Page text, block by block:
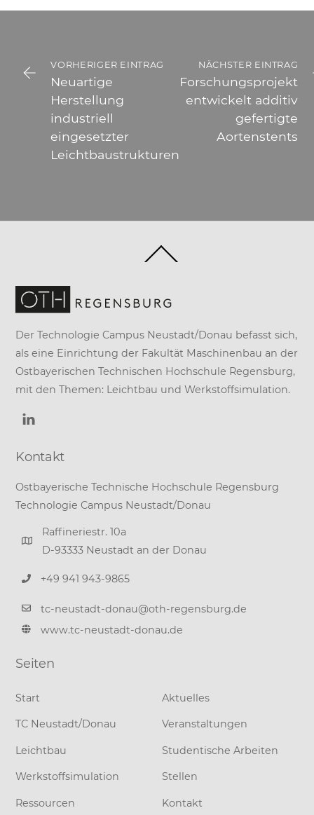
VORHERIGER EINTRAG
Neuartige
Herstellung
industriell
eingesetzter
Leichtbaustrukturen
NÄCHSTER EINTRAG
Forschungsprojekt
entwickelt additiv
gefertigte
Aortenstents
To
Der Technologie Campus Neustadt/Donau befasst sich,
als eine Einrichtung der Fakultät Maschinenbau an der
Ostbayerischen Technischen Hochschule Regensburg,
mit den Themen: Leichtbau und Werkstoffsimulation.
Kontakt
Ostbayerische Technische Hochschule Regensburg
Technologie Campus Neustadt/Donau
Raffineriestr. 10a
D-93333 Neustadt an der Donau
+49 941 943-9865
tc-neustadt-donau@oth-regensburg.de
www.tc-neustadt-donau.de
Seiten
Start
TC Neustadt/Donau
Leichtbau
Werkstoffsimulation
Ressourcen
Aktuelles
Veranstaltungen
Studentische Arbeiten
Stellen
Kontakt